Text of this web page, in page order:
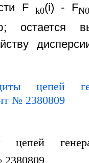
Fk0(i) - FN0
остается